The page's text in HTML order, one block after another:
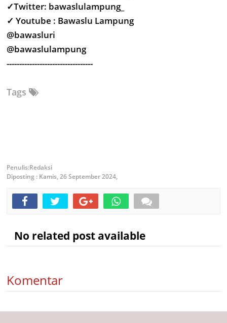
✓Twitter: bawaslulampung_
✓ Youtube : Bawaslu Lampung
@bawasluri
@bawaslulampung
----------------------------------
Tags
Redaksi
Diposting : Kamis, 26 September 2024,
No related post available
Komentar